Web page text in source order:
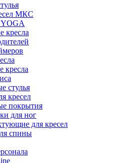
МКС
кресла
кресла
стулья
кресел
покрытия
для ног
для кресел
спины